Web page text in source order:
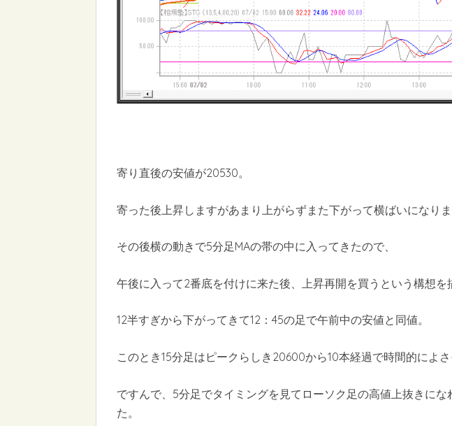
寄り直後の安値が20530。
寄った後上昇しますがあまり上がらずまた下がって横ばいになりま
その後横の動きで5分足MAの帯の中に入ってきたので、
午後に入って2番底を付けに来た後、上昇再開を買うという構想を
12半すぎから下がってきて12：45の足で午前中の安値と同値。
このとき15分足はピークらしき20600から10本経過で時間的によさ
ですんで、5分足でタイミングを見てローソク足の高値上抜きにな
た。